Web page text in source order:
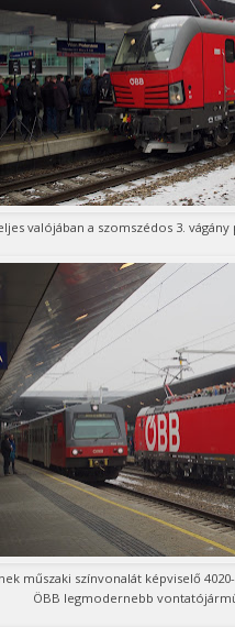
valójában a szomszédos 3.
műszaki színvonalát képviselő
ÖBB legmodernebb